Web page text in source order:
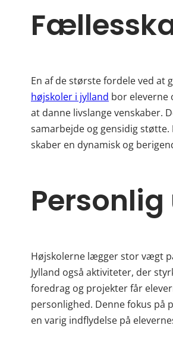
En af de største fordele ved at
højskoler i jylland bor eleverne
at danne livslange venskaber.
samarbejde og gensidig
skaber en dynamisk og
Højskolerne lægger stor vægt
Jylland også aktiviteter, der
foredrag og projekter får
personlighed. Denne fokus
en varig indflydelse på